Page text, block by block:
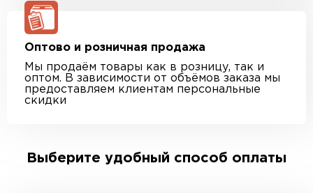
Оптово и розничная продажа
Мы продаём товары как в розницу, так и
оптом. В зависимости от объёмов заказа мы
предоставляем клиентам персональные
скидки
Выберите удобный способ оплаты